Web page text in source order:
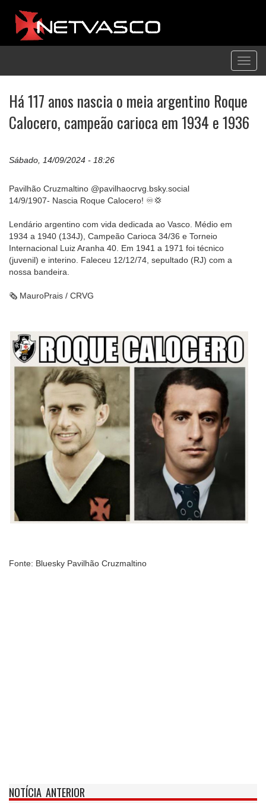
Há 117 anos nascia o meia argentino Roque
Calocero, campeão carioca em 1934 e 1936
Sábado, 14/09/2024 - 18:26
Pavilhão Cruzmaltino @pavilhaocrvg.bsky.social
14/9/1907- Nascia Roque Calocero! ♾️💢
Lendário argentino com vida dedicada ao Vasco. Médio em
1934 a 1940 (134J), Campeão Carioca 34/36 e Torneio
Internacional Luiz Aranha 40. Em 1941 a 1971 foi técnico
(juvenil) e interino. Faleceu 12/12/74, sepultado (RJ) com a
nossa bandeira.
🗞️ MauroPrais / CRVG
Fonte: Bluesky Pavilhão Cruzmaltino
NOTÍCIA ANTERIOR